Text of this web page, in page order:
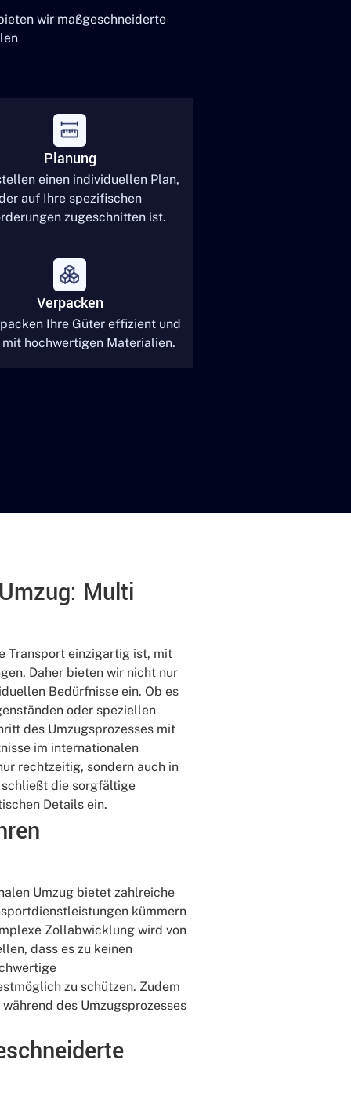
wir maßgeschneiderte
Planung
einen individuellen Plan,
auf Ihre spezifischen
zugeschnitten ist.
Verpacken
Ihre Güter effizient und
hochwertigen Materialien.
Multi
Transport einzigartig ist, mit
Daher bieten wir nicht nur
Bedürfnisse ein. Ob es
oder speziellen
des Umzugsprozesses mit
im internationalen
rechtzeitig, sondern auch in
die sorgfältige
Details ein.
Umzug bietet zahlreiche
kümmern
Zollabwicklung wird von
dass es zu keinen
zu schützen. Zudem
des Umzugsprozesses